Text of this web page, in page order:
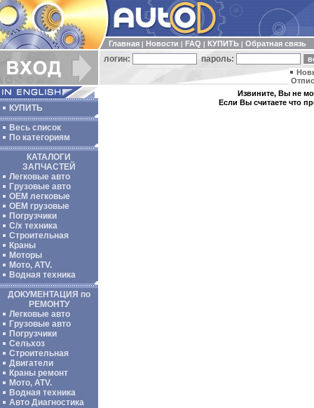
Главная Новости FAQ КУПИТЬ Обратная связь
логин: пароль:
КУПИТЬ
Весь список
По категориям
КАТАЛОГИ
ЗАПЧАСТЕЙ
Легковые авто
Грузовые авто
ОЕМ легковые
OEM грузовые
Погрузчики
С/х техника
Строительная
Краны
Моторы
Мото, ATV.
Водная техника
ДОКУМЕНТАЦИЯ по
РЕМОНТУ
Легковые авто
Грузовые авто
Погрузчики
Сельхоз
Строительная
Двигатели
Краны ремонт
Мото, ATV.
Водная техника
Авто Диагностика
Извините, Вы не
Если Вы считаете что